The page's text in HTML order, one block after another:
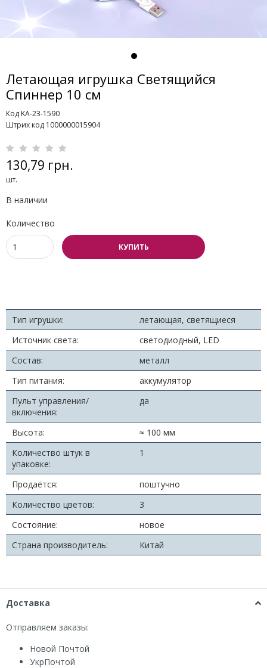
Летающая игрушка Светящийся
Спиннер 10 см
Код KA-23-1590
Штрих код 1000000015904
130,79 грн.
шт.
В наличии
Количество
КУПИТЬ
Тип игрушки:
летающая, светящиеся
Источник света:
светодиодный, LED
Состав:
металл
Тип питания:
аккумулятор
Пульт управления/
включения:
да
Высота:
≈ 100 мм
Количество штук в
упаковке:
1
Продаётся:
поштучно
Количество цветов:
3
Состояние:
новое
Страна производитель:
Китай
Доставка
Отправляем заказы:
Новой Почтой
УкрПочтой